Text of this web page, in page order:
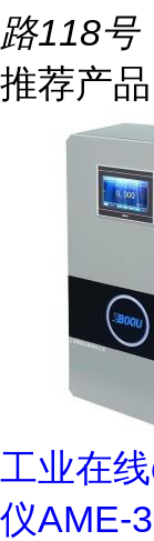
路118号
推荐产品
工业在
仪AME-